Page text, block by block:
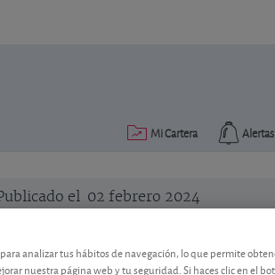
Alertas
Mi Cartera
el 02 febrero 2024
analizar tus hábitos de navegación, lo que permite
nuestra página web y tu seguridad. Si haces clic en el